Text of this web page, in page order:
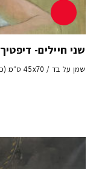
שני חיילים- דיפטיך
שמן על בד / 45x70 ס״מ (כל אחד), 2019